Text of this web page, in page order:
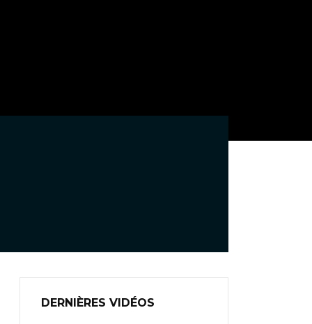
DERNIÈRES VIDÉOS